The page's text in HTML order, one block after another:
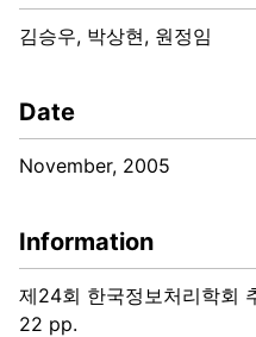
김승우, 박상현, 원정임
Date
November, 2005
Information
제24회 한국정보처리학회
22 pp.